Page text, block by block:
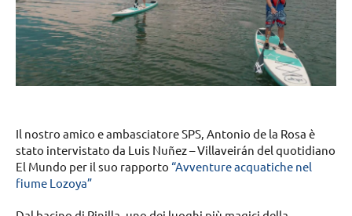
Il nostro amico e ambasciatore SPS, Antonio de la Rosa è
stato intervistato da Luis Nuñez – Villaveirán del quotidiano
El Mundo per il suo rapporto “Avventure acquatiche nel
fiume Lozoya”